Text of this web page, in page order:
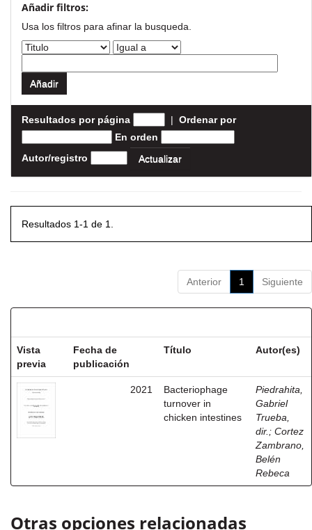
Añadir filtros:
Usa los filtros para afinar la busqueda.
Resultados por página | Ordenar por
En orden
Autor/registro
Resultados 1-1 de 1.
Anterior 1 Siguiente
Vista
previa
Fecha de
publicación
Título Autor(es)
2021
Bacteriophage
turnover in
chicken intestines
Piedrahita,
Gabriel
Trueba,
dir. ; Cortez
Zambrano,
Belén
Rebeca
Otras opciones relacionadas